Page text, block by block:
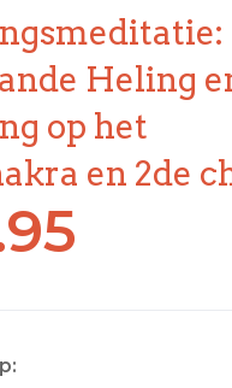
Heling
op het
en 2de